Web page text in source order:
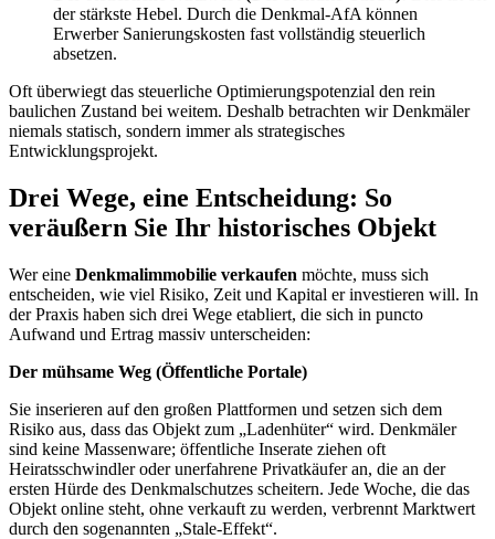
der stärkste Hebel. Durch die Denkmal-AfA können
Erwerber Sanierungskosten fast vollständig steuerlich
absetzen.
Oft überwiegt das steuerliche Optimierungspotenzial den rein
baulichen Zustand bei weitem. Deshalb betrachten wir Denkmäler
niemals statisch, sondern immer als strategisches
Entwicklungsprojekt.
Drei Wege, eine Entscheidung: So
veräußern Sie Ihr historisches Objekt
Wer eine Denkmalimmobilie verkaufen möchte, muss sich
entscheiden, wie viel Risiko, Zeit und Kapital er investieren will. In
der Praxis haben sich drei Wege etabliert, die sich in puncto
Aufwand und Ertrag massiv unterscheiden:
Der mühsame Weg (Öffentliche Portale)
Sie inserieren auf den großen Plattformen und setzen sich dem
Risiko aus, dass das Objekt zum „Ladenhüter“ wird. Denkmäler
sind keine Massenware; öffentliche Inserate ziehen oft
Heiratsschwindler oder unerfahrene Privatkäufer an, die an der
ersten Hürde des Denkmalschutzes scheitern. Jede Woche, die das
Objekt online steht, ohne verkauft zu werden, verbrennt Marktwert
durch den sogenannten „Stale-Effekt“.